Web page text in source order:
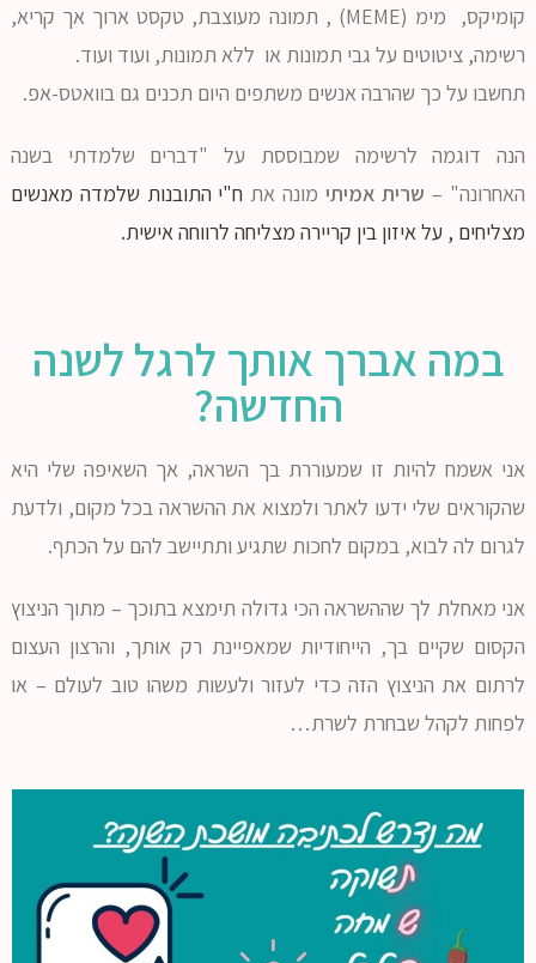
קומיקס, מימ (MEME) , תמונה מעוצבת, טקסט ארוך אך קריא,
רשימה, ציטוטים על גבי תמונות או ללא תמונות, ועוד ועוד.
תחשבו על כך שהרבה אנשים משתפים היום תכנים גם בוואטס-אפ.
הנה דוגמה לרשימה שמבוססת על "דברים שלמדתי בשנה
האחרונה" – שרית אמיתי מונה את ח"י התובנות שלמדה מאנשים
מצליחים , על איזון בין קריירה מצליחה לרווחה אישית.
במה אברך אותך לרגל לשנה
החדשה?
אני אשמח להיות זו שמעוררת בך השראה, אך השאיפה שלי היא
שהקוראים שלי ידעו לאתר ולמצוא את ההשראה בכל מקום, ולדעת
לגרום לה לבוא, במקום לחכות שתגיע ותתיישב להם על הכתף.
אני מאחלת לך שההשראה הכי גדולה תימצא בתוכך – מתוך הניצוץ
הקסום שקיים בך, הייחודיות שמאפיינת רק אותך, והרצון העצום
לרתום את הניצוץ הזה כדי לעזור ולעשות משהו טוב לעולם – או
לפחות לקהל שבחרת לשרת…